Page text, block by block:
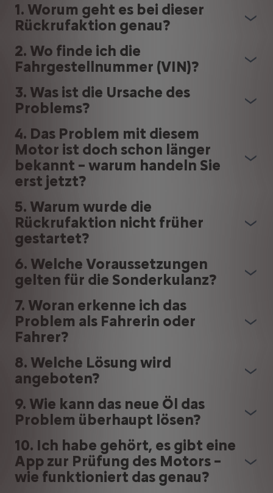
1. Worum geht es bei dieser
Rückrufaktion genau?
2. Wo finde ich die
Fahrgestellnummer (VIN)?
3. Was ist die Ursache des
Problems?
4. Das Problem mit diesem
Motor ist doch schon länger
bekannt – warum handeln Sie
erst jetzt?
5. Warum wurde die
Rückrufaktion nicht früher
gestartet?
6. Welche Voraussetzungen
gelten für die Sonderkulanz?
7. Woran erkenne ich das
Problem als Fahrerin oder
Fahrer?
8. Welche Lösung wird
angeboten?
9. Wie kann das neue Öl das
Problem überhaupt lösen?
10. Ich habe gehört, es gibt eine
App zur Prüfung des Motors –
wie funktioniert das genau?